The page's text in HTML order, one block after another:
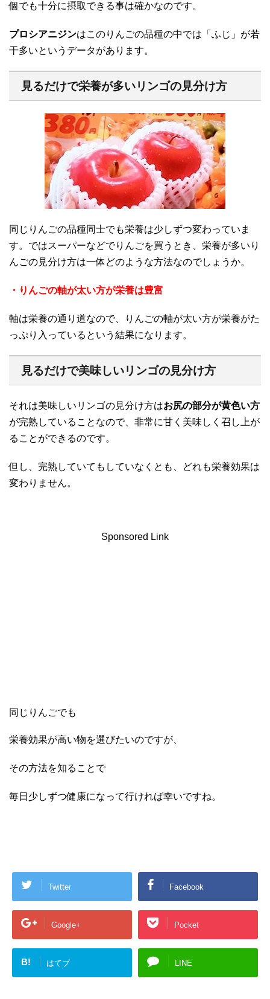
個でも十分に摂取できる事は確かなのです。
プロシアニジンはこのりんごの品種の中では「ふじ」が若
干多いというデータがあります。
見るだけで栄養が多いリンゴの見分け方
同じりんごの品種同士でも栄養は少しずつ変わっていま
す。ではスーパーなどでりんごを買うとき、栄養が多いり
んごの見分け方は一体どのような方法なのでしょうか。
・りんごの軸が太い方が栄養は豊富
軸は栄養の通り道なので、りんごの軸が太い方が栄養がた
っぷり入っているという結果になります。
見るだけで美味しいリンゴの見分け方
それは美味しいリンゴの見分け方はお尻の部分が黄色い方
が完熟していることなので、非常に甘く美味しく召し上が
ることができるのです。
但し、完熟していてもしていなくとも、どれも栄養効果は
変わりません。
Sponsored Link
同じりんごでも
栄養効果が高い物を選びたいのですが、
その方法を知ることで
毎日少しずつ健康になって行ければ幸いですね。
Twitter Facebook
Google+ Pocket
B! はてブ LINE